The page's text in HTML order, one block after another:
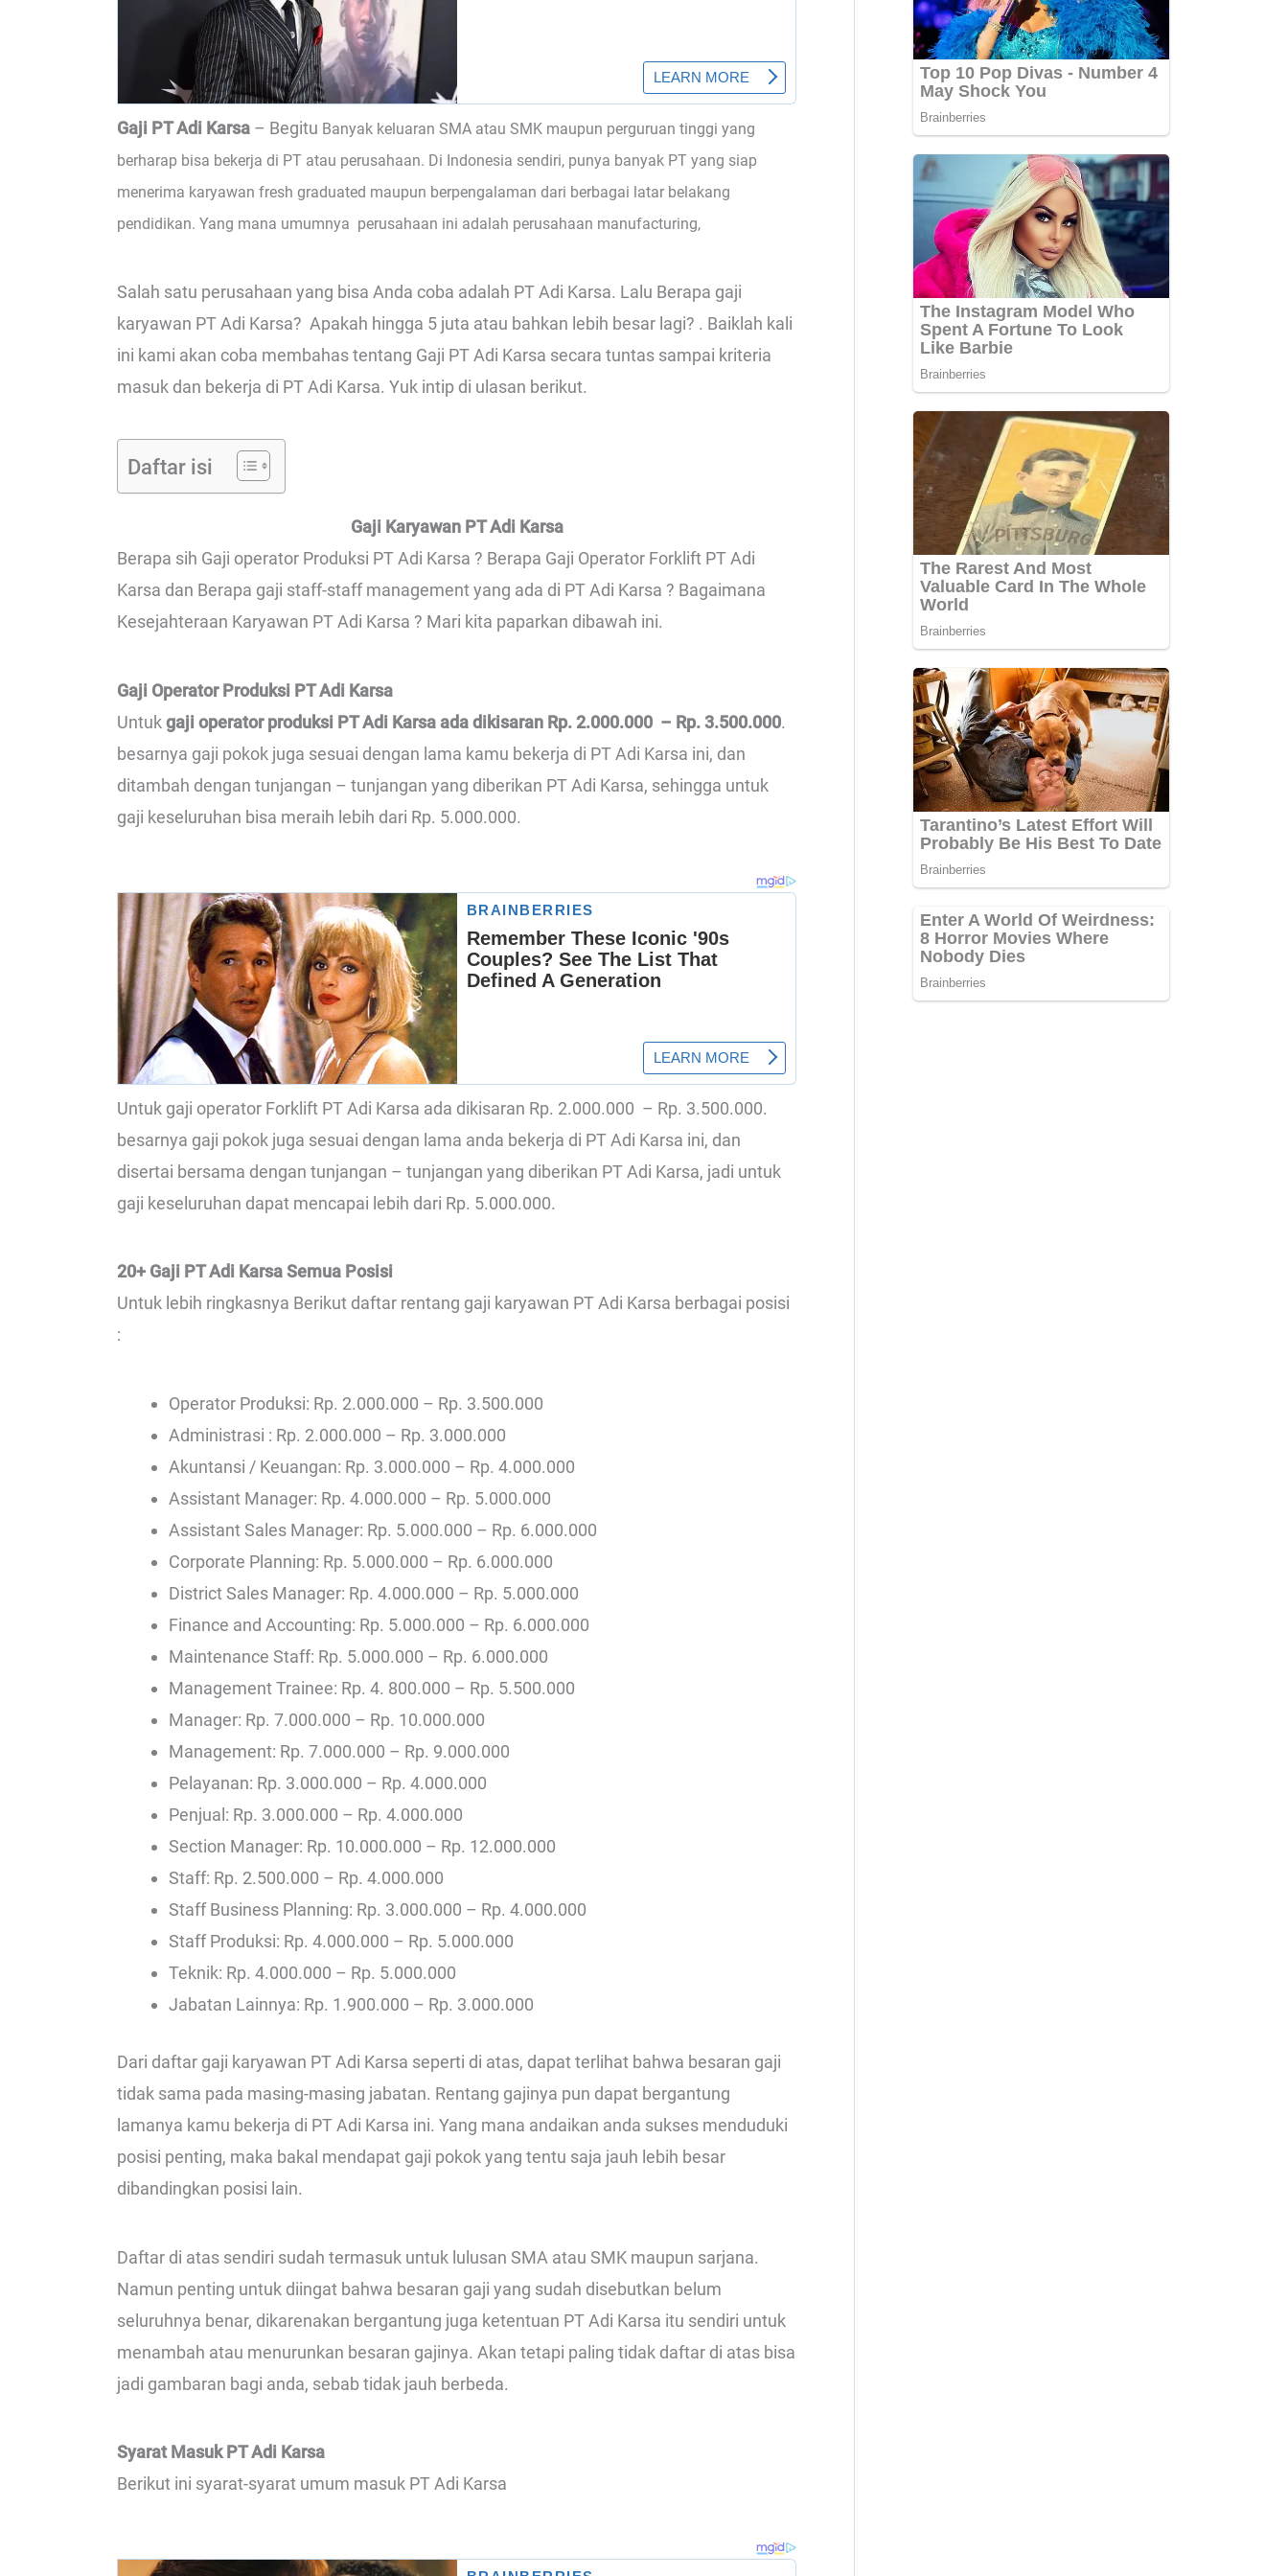
Gaji PT Adi Karsa – Begitu Banyak keluaran SMA atau SMK maupun perguruan tinggi yang
berharap bisa bekerja di PT atau perusahaan. Di Indonesia sendiri, punya banyak PT yang siap
menerima karyawan fresh graduated maupun berpengalaman dari berbagai latar belakang
pendidikan. Yang mana umumnya perusahaan ini adalah perusahaan manufacturing,
Salah satu perusahaan yang bisa Anda coba adalah PT Adi Karsa. Lalu Berapa gaji
karyawan PT Adi Karsa? Apakah hingga 5 juta atau bahkan lebih besar lagi? . Baiklah kali
ini kami akan coba membahas tentang Gaji PT Adi Karsa secara tuntas sampai kriteria
masuk dan bekerja di PT Adi Karsa. Yuk intip di ulasan berikut.
Daftar isi
Gaji Karyawan PT Adi Karsa
Berapa sih Gaji operator Produksi PT Adi Karsa ? Berapa Gaji Operator Forklift PT Adi
Karsa dan Berapa gaji staff-staff management yang ada di PT Adi Karsa ? Bagaimana
Kesejahteraan Karyawan PT Adi Karsa ? Mari kita paparkan dibawah ini.
Gaji Operator Produksi PT Adi Karsa
Untukgaji operator produksi PT Adi Karsa ada dikisaran Rp. 2.000.000 – Rp. 3.500.000.
besarnya gaji pokok juga sesuai dengan lama kamu bekerja di PT Adi Karsa ini, dan
ditambah dengan tunjangan – tunjangan yang diberikan PT Adi Karsa, sehingga untuk
gaji keseluruhan bisa meraih lebih dari Rp. 5.000.000.
Untuk gaji operator Forklift PT Adi Karsa ada dikisaran Rp. 2.000.000 – Rp. 3.500.000.
besarnya gaji pokok juga sesuai dengan lama anda bekerja di PT Adi Karsa ini, dan
disertai bersama dengan tunjangan – tunjangan yang diberikan PT Adi Karsa, jadi untuk
gaji keseluruhan dapat mencapai lebih dari Rp. 5.000.000.
20+ Gaji PT Adi Karsa Semua Posisi
Untuk lebih ringkasnya Berikut daftar rentang gaji karyawan PT Adi Karsa berbagai posisi
:
Operator Produksi: Rp. 2.000.000 – Rp. 3.500.000
Administrasi : Rp. 2.000.000 – Rp. 3.000.000
Akuntansi / Keuangan: Rp. 3.000.000 – Rp. 4.000.000
Assistant Manager: Rp. 4.000.000 – Rp. 5.000.000
Assistant Sales Manager: Rp. 5.000.000 – Rp. 6.000.000
Corporate Planning: Rp. 5.000.000 – Rp. 6.000.000
District Sales Manager: Rp. 4.000.000 – Rp. 5.000.000
Finance and Accounting: Rp. 5.000.000 – Rp. 6.000.000
Maintenance Staff: Rp. 5.000.000 – Rp. 6.000.000
Management Trainee: Rp. 4. 800.000 – Rp. 5.500.000
Manager: Rp. 7.000.000 – Rp. 10.000.000
Management: Rp. 7.000.000 – Rp. 9.000.000
Pelayanan: Rp. 3.000.000 – Rp. 4.000.000
Penjual: Rp. 3.000.000 – Rp. 4.000.000
Section Manager: Rp. 10.000.000 – Rp. 12.000.000
Staff: Rp. 2.500.000 – Rp. 4.000.000
Staff Business Planning: Rp. 3.000.000 – Rp. 4.000.000
Staff Produksi: Rp. 4.000.000 – Rp. 5.000.000
Teknik: Rp. 4.000.000 – Rp. 5.000.000
Jabatan Lainnya: Rp. 1.900.000 – Rp. 3.000.000
Dari daftar gaji karyawan PT Adi Karsa seperti di atas, dapat terlihat bahwa besaran gaji
tidak sama pada masing-masing jabatan. Rentang gajinya pun dapat bergantung
lamanya kamu bekerja di PT Adi Karsa ini. Yang mana andaikan anda sukses menduduki
posisi penting, maka bakal mendapat gaji pokok yang tentu saja jauh lebih besar
dibandingkan posisi lain.
Daftar di atas sendiri sudah termasuk untuk lulusan SMA atau SMK maupun sarjana.
Namun penting untuk diingat bahwa besaran gaji yang sudah disebutkan belum
seluruhnya benar, dikarenakan bergantung juga ketentuan PT Adi Karsa itu sendiri untuk
menambah atau menurunkan besaran gajinya. Akan tetapi paling tidak daftar di atas bisa
jadi gambaran bagi anda, sebab tidak jauh berbeda.
Syarat Masuk PT Adi Karsa
Berikut ini syarat-syarat umum masuk PT Adi Karsa